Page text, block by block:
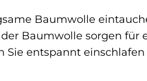
Baumwolle
Baumwolle sorgen für
Sie entspannt